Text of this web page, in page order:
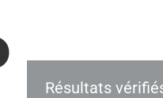
Résultats